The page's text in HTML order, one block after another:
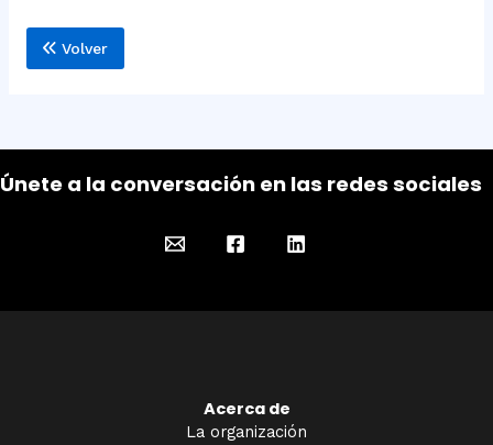
Volver
Únete a la conversación en las redes sociales
Acerca de
La organización